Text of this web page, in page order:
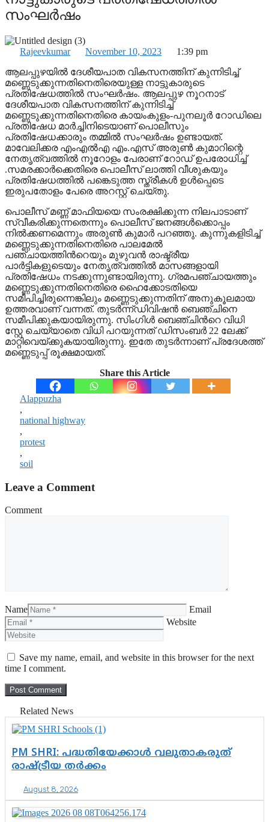
സംഘർഷം
Rajeevkumar November 10, 2023
1:39 pm
ആലപ്പുഴയിൽ ദേശീയപാത വികസനത്തിന് കുന്നിടിച്ച്
മണ്ണെടുക്കുന്നതിനെതിരെയുള്ള നാട്ടുകാരുടെ
പ്രതിഷേധത്തിൽ സംഘർഷം. ആലപ്പുഴ നൂറനാട്
ദേശീയപാത വികസനത്തിന് കുന്നിടിച്ച്
മണ്ണെടുക്കുന്നതിനെതിരെ കായംകുളം-പുനലൂർ റോഡിലെ
പ്രതിഷേധ മാർച്ചിനിടെയാണ് പൊലീസും
പ്രതിഷേധക്കാരും തമ്മിൽ സംഘർഷം ഉണ്ടായത്.
മാവേലിക്കര എംഎൽഎ എം.എസ് അരുൺ കുമാറിന്റെ
നേതൃത്വത്തിൽ നൂറോളം പേരാണ് റോഡ് ഉപരോധിച്ച്
.സമരക്കാർക്കെതിരെ പൊലീസ് ലാത്തി വീശുകയും
പ്രതിഷേധത്തിൽ പങ്കെടുത്ത സ്ത്രീകൾ ഉൾപ്പെടെ
ഇരുപതോളം പേരെ അറസ്റ്റ് ചെയ്തു.
പൊലീസ് മണ്ണ് മാഫിയയെ സംരക്ഷിക്കുന്ന നിലപാടാണ്
സ്വീകരിക്കുന്നതെന്നും പൊലീസ് ജനങ്ങൾക്കൊപ്പം
നിൽക്കണമെന്നും അരുൺ കുമാർ പറഞ്ഞു. കുന്നുകളിടിച്ച്
മണ്ണെടുക്കുന്നതിനെതിരെ പാലമേൽ
പഞ്ചായത്തിന്‍റെയും മുഴുവൻ രാഷ്ട്രീയ
പാർട്ടികളുടെയും നേതൃത്വത്തിൽ മാസങ്ങളായി
പ്രതിഷേധം നടക്കുന്നുണ്ടായിരുന്നു. ഗ്രമപഞ്ചായത്തും
മണ്ണെടുക്കുന്നതിനെതിരെ ഹൈക്കോടതിയെ
സമീപിച്ചിരുന്നെങ്കിലും മണ്ണെടുക്കുന്നതിന് അനുകൂലമായ
ഉത്തരവാണ് വന്നത്. തുടർന്ന്ഡിവിഷൻ ബെഞ്ചിനെ
സമീപിക്കുകയായിരുന്നു. സിംഗിൾ ബെഞ്ചിന്‍റെ വിധി
സ്റ്റേ ചെയ്യാതെ വിധി പറയുന്നത് ഡിസംബർ 22 ലേക്ക്
മാറ്റിവെയ്ക്കുകയായിരുന്നു. ഇതേ തുടർന്നാണ് പ്രദേശത്ത്
മണ്ണെടുപ്പ് രൂക്ഷമായത്.
Share this Article
Alappuzha
,
national highway
,
protest
,
soil
Leave a Comment
Comment
Name
Email
Website
Save my name, email, and website in this browser for the next
time I comment.
Related News
PM SHRI: പദ്ധതിയേക്കാൾ വലുതാകരുത്
രാഷ്ട്രീയ തർക്കം
August 8, 2026